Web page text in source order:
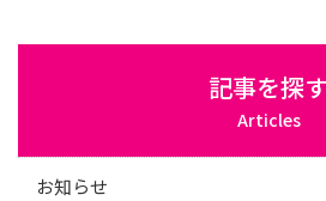
記事を探す
Articles
お知らせ